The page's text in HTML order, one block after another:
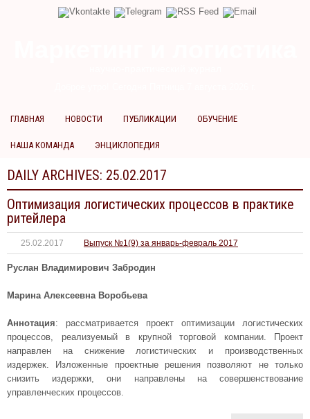
ГЛАВНАЯ НОВОСТИ ПУБЛИКАЦИИ ОБУЧЕНИЕ
НАША КОМАНДА ЭНЦИКЛОПЕДИЯ
DAILY ARCHIVES: 25.02.2017
Оптимизация логистических процессов в практике
ритейлера
25.02.2017 Выпуск №1(9) за январь-февраль 2017
Руслан Владимирович Забродин
Марина Алексеевна Воробьева
Аннотация: рассматривается проект оптимизации логистических
процессов, реализуемый в крупной торговой компании. Проект
направлен на снижение логистических и производственных
издержек. Изложенные проектные решения позволяют не только
снизить издержки, они направлены на совершенствование
управленческих процессов.